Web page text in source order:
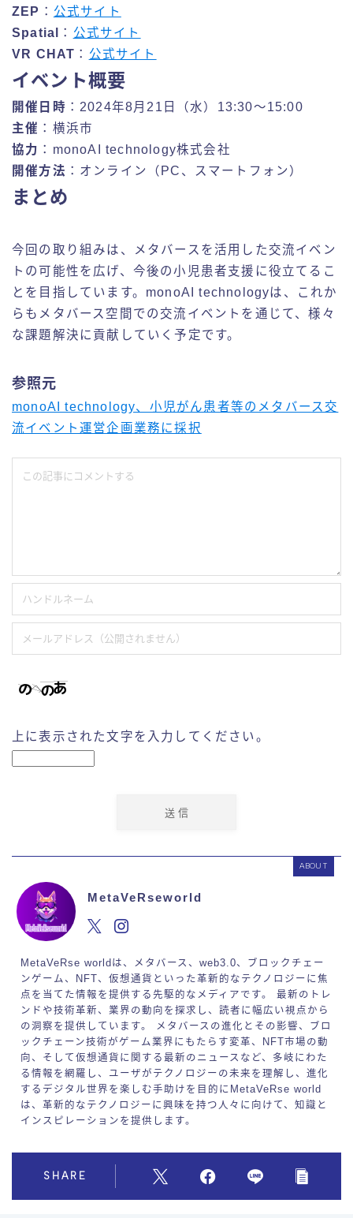
ZEP ： 公式サイト
Spatial
： 公式サイト
VR CHAT ： 公式サイト
イベント概要
開催日時 ：2024年8月21日（水）13:30～15:00
主催 ：横浜市
協力 ：monoAI technology株式会社
開催方法 ：オンライン（PC、スマートフォン）
まとめ
今回の取り組みは、メタバースを活用した交流イベン
トの可能性を広げ、今後の小児患者支援に役立てるこ
とを目指しています。monoAI technologyは、これか
らもメタバース空間での交流イベントを通じて、様々
な課題解決に貢献していく予定です。
参照元
monoAI technology、小児がん患者等のメタバース交
流イベント運営企画業務に採択
上に表示された文字を入力してください。
ABOUT
MetaVeRseworld
MetaVeRse worldは、メタバース、web3.0、ブロックチェー
ンゲーム、NFT、仮想通貨といった革新的なテクノロジーに焦
点を当てた情報を提供する先駆的なメディアです。 最新のトレ
ンドや技術革新、業界の動向を探求し、読者に幅広い視点から
の洞察を提供しています。 メタバースの進化とその影響、ブロ
ックチェーン技術がゲーム業界にもたらす変革、NFT市場の動
向、そして仮想通貨に関する最新のニュースなど、多岐にわた
る情報を網羅し、ユーザがテクノロジーの未来を理解し、進化
するデジタル世界を楽しむ手助けを目的にMetaVeRse world
は、革新的なテクノロジーに興味を持つ人々に向けて、知識と
インスピレーションを提供します。
SHARE